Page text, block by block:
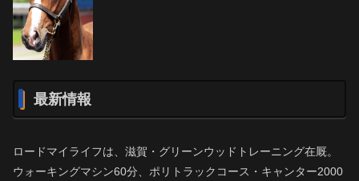
最新情報
ロードマイライフは、滋賀・グリーンウッドトレーニング在厩。
ウォーキングマシン60分、ポリトラックコース・キャンター2000